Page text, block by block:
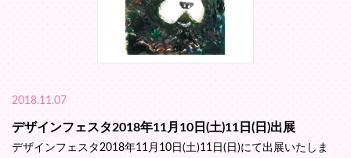
2018.11.07
デザインフェスタ2018年11月10日(土)11日(日)出展
デザインフェスタ2018年11月10日(土)11日(日)にて出展いたしま